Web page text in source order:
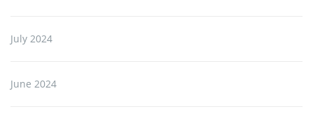
July 2024
June 2024